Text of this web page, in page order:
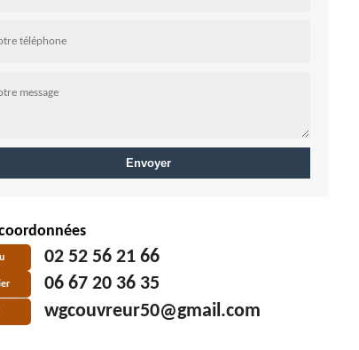
02 52 56 21 66
06 67 20 36 35
wgcouvreur50@gmail.com